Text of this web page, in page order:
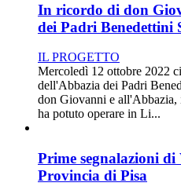
In ricordo di don
dei Padri Benedettini
IL PROGETTO
Mercoledì 12 ottobre 2022
dell'Abbazia dei Padri
don Giovanni e
ha potuto operare in Li...
Prime segnalazioni di
Provincia di Pisa